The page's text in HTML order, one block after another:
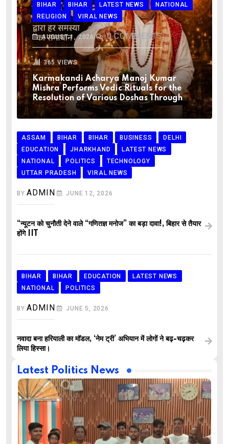
BIHAR BIHAR LATEST NEWS
NATIONAL
RELIGION
VIRAL NEWS
AUGUST 1, 2026 0COMMENTS
365 VIEWS
Karmakandi Acharya Manoj Kumar
Mishra Performs Vedic Rituals for the
Resolution of Various Doshas Through
ASSAM BIHAR BIHAR BUSINESS
DELHI
EDUCATION
JHARKHAND
LATEST NEWS
NATIONAL
POLITICS
TECHNOLOGY
UTTAR PRADESH
VIRAL NEWS
BYADMIN JUNE 12, 2026
“न्यूटन को चुनौती देने वाले “गणितज्ञ मनोज” का बड़ा दावा!, बिहार से तैयार
होंगे IIT
BIHAR BIHAR EDUCATION
LATEST NEWS
NATIONAL
POLITICS
BYADMIN JUNE 5, 2026
नवादा बना हरियाली का मॉडल, ‘नेम ट्री’ अभियान में लोगों ने बढ़-चढ़कर
लिया हिस्सा।
Latest Politics News